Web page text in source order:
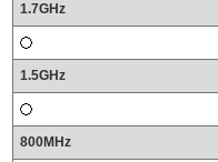
1.7GHz
1.5GHz
800MHz